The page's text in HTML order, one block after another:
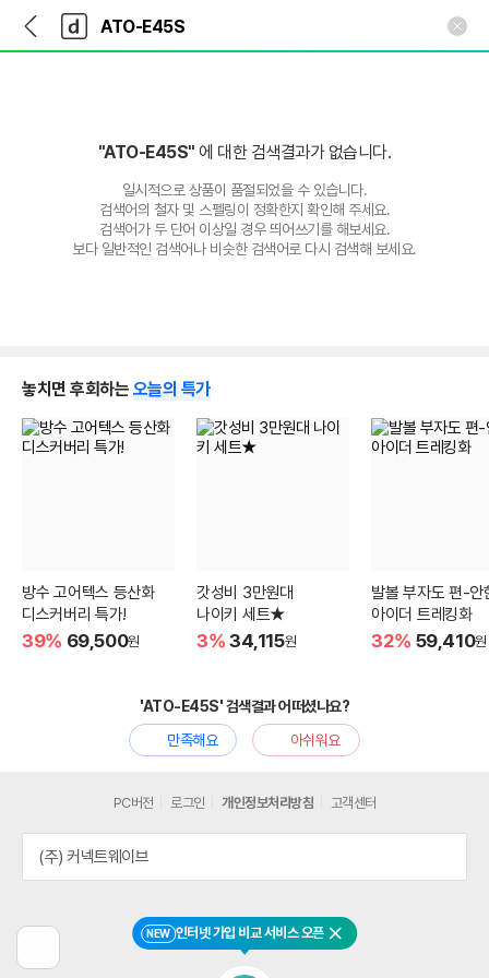
다
나
와
가
다
와
"ATO-E45S"에 대한 검색결과가 없습니다.
일시적으로 상품이 품절되었을 수 있습니다.
검색어의 철자 및 스펠링이 정확한지 확인해 주세요.
검색어가 두 단어 이상일 경우 띄어쓰기를 해보세요.
보다 일반적인 검색어나 비슷한 검색어로 다시 검색해 보세요.
놓치면 후회하는 오늘의 특가
방수 고어텍스 등산화
디스커버리 특가!
39% 69,500원
갓성비 3만원대
나이키 세트★
3% 34,115원
발볼 부자도 편-안
아이더 트레킹화
32% 59,410원
'ATO-E45S' 검색결과 어떠셨나요?
만족해요
아쉬워요
전
NEW 인터넷 가입 비교 서비스 오픈 닫기
PC버전 로그인 개인정보처리방침 고객센터
(주) 커넥트웨이브